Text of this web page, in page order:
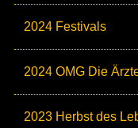
2024 Festivals
2024 OMG Die
2023 Herbst des